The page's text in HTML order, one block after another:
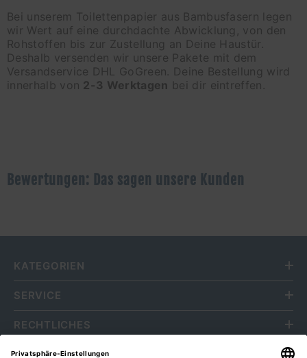
Bei unserem Toilettenpapier aus Bambusfasern legen
wir Wert auf eine durchdachte Abwicklung, von den
Rohstoffen bis zur Zustellung an Deine Haustür.
Deshalb versenden wir unsere Pakete mit dem
Versandservice DHL GoGreen. Deine Bestellung wird
innerhalb von 2-3 Werktagen bei dir eintreffen.
Bewertungen: Das sagen unsere Kunden
KATEGORIEN
SERVICE
RECHTLICHES
ÜBER UNS